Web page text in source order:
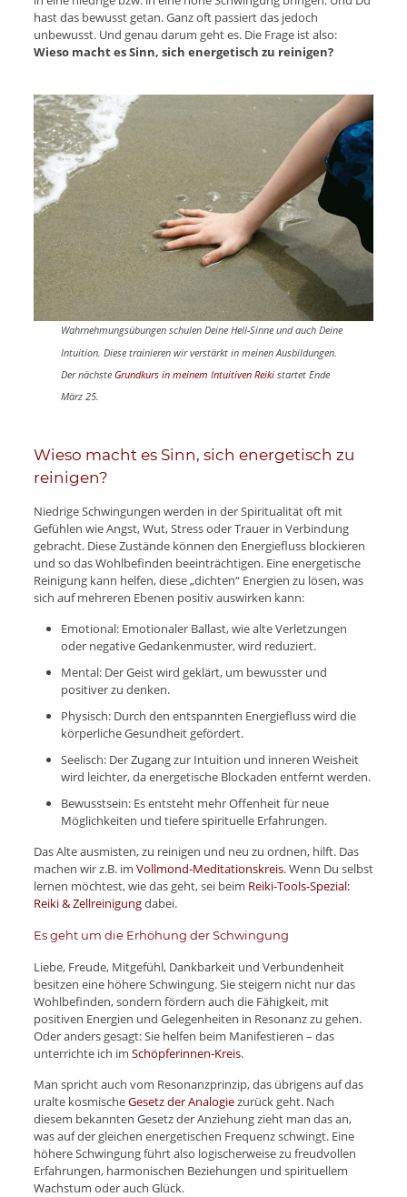
hast das bewusst getan. Ganz oft passiert das jedoch
unbewusst. Und genau darum geht es. Die Frage ist also:
Wieso macht es Sinn, sich energetisch zu reinigen?
Wahrnehmungsübungen schulen Deine Hell-Sinne und auch Deine
Intuition. Diese trainieren wir verstärkt in meinen Ausbildungen.
Der nächste Grundkurs in meinem Intuitiven Reikistartet Ende
März 25.
Wieso macht es Sinn, sich energetisch zu
reinigen?
Niedrige Schwingungen werden in der Spiritualität oft mit
Gefühlen wie Angst, Wut, Stress oder Trauer in Verbindung
gebracht. Diese Zustände können den Energiefluss blockieren
und so das Wohlbefinden beeinträchtigen. Eine energetische
Reinigung kann helfen, diese „dichten“ Energien zu lösen, was
sich auf mehreren Ebenen positiv auswirken kann:
Emotional: Emotionaler Ballast, wie alte Verletzungen
oder negative Gedankenmuster, wird reduziert.
Mental: Der Geist wird geklärt, um bewusster und
positiver zu denken.
Physisch: Durch den entspannten Energiefluss wird die
körperliche Gesundheit gefördert.
Seelisch: Der Zugang zur Intuition und inneren Weisheit
wird leichter, da energetische Blockaden entfernt werden.
Bewusstsein: Es entsteht mehr Offenheit für neue
Möglichkeiten und tiefere spirituelle Erfahrungen.
Das Alte ausmisten, zu reinigen und neu zu ordnen, hilft. Das
machen wir z.B. im Vollmond-Meditationskreis. Wenn Du selbst
lernen möchtest, wie das geht, sei beim Reiki-Tools-Spezial:
Reiki & Zellreinigungdabei.
Es geht um die Erhöhung der Schwingung
Liebe, Freude, Mitgefühl, Dankbarkeit und Verbundenheit
besitzen eine höhere Schwingung. Sie steigern nicht nur das
Wohlbefinden, sondern fördern auch die Fähigkeit, mit
positiven Energien und Gelegenheiten in Resonanz zu gehen.
Oder anders gesagt: Sie helfen beim Manifestieren – das
unterrichte ich im Schöpferinnen-Kreis.
Man spricht auch vom Resonanzprinzip, das übrigens auf das
uralte kosmischeGesetz der Analogiezurück geht. Nach
diesem bekannten Gesetz der Anziehung zieht man das an,
was auf der gleichen energetischen Frequenz schwingt. Eine
höhere Schwingung führt also logischerweise zu freudvollen
Erfahrungen, harmonischen Beziehungen und spirituellem
Wachstum oder auch Glück.